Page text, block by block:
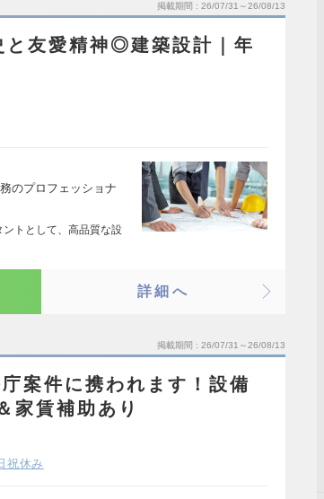
掲載期間 26/07/31～26/08/13
と友愛精神◎建築設計｜年
のプロフェッショナ
トとして、高品質な設
詳細へ
掲載期間 26/07/31～26/08/13
案件に携われます！設備
家賃補助あり
祝休み